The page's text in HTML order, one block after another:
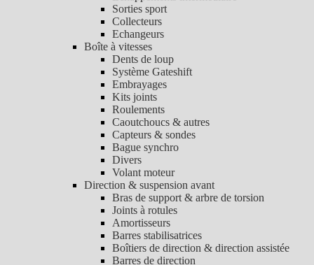
Sorties sport
Collecteurs
Echangeurs
Boîte à vitesses
Dents de loup
Système Gateshift
Embrayages
Kits joints
Roulements
Caoutchoucs & autres
Capteurs & sondes
Bague synchro
Divers
Volant moteur
Direction & suspension avant
Bras de support & arbre de torsion
Joints à rotules
Amortisseurs
Barres stabilisatrices
Boîtiers de direction & direction assistée
Barres de direction